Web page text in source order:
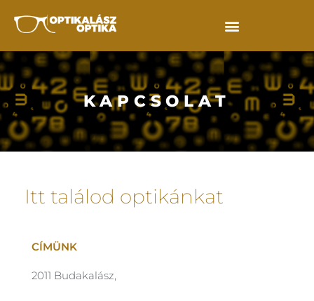
KAPCSOLAT
Itt találod optikánkat
CÍMÜNK
2011 Budakalász,